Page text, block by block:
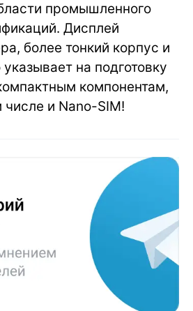
промышленного
Дисплей
более тонкий корпус и
на подготовку
компонентам,
и Nano-SIM!